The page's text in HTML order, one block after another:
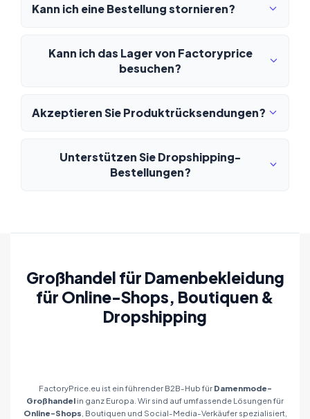
Kann ich eine Bestellung stornieren?
Kann ich das Lager von Factoryprice
besuchen?
Akzeptieren Sie Produktrücksendungen?
Unterstützen Sie Dropshipping-
Bestellungen?
Großhandel für Damenbekleidung
für Online-Shops, Boutiquen &
Dropshipping
FactoryPrice.eu ist ein führender B2B-Hub für Damenmode-
Großhandel in ganz Europa. Wir sind auf umfassende Lösungen für
Online-Shops , Boutiquen und Social-Media-Verkäufer spezialisiert,